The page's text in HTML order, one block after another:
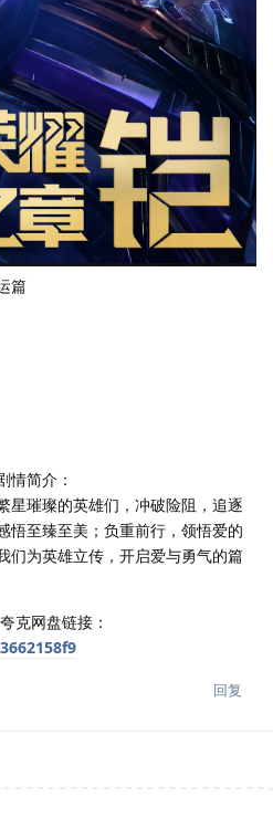
篇
情简介：
璀璨的英雄们，冲破险阻，追逐
悟至臻至美；负重前行，领悟爱的
们为英雄立传，开启爱与勇气的篇
克网盘链接：
回复